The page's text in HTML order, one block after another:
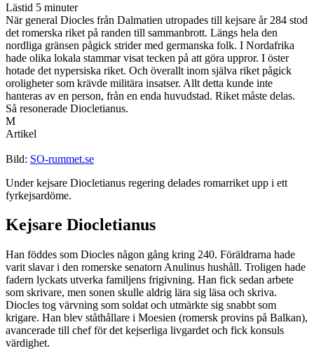
Lästid 5 minuter
När general Diocles från Dalmatien utropades till kejsare år 284 stod
det romerska riket på randen till sammanbrott. Längs hela den
nordliga gränsen pågick strider med germanska folk. I Nordafrika
hade olika lokala stammar visat tecken på att göra uppror. I öster
hotade det nypersiska riket. Och överallt inom själva riket pågick
oroligheter som krävde militära insatser. Allt detta kunde inte
hanteras av en person, från en enda huvudstad. Riket måste delas.
Så resonerade Diocletianus.
M
Artikel
Bild: SO-rummet.se
Under kejsare Diocletianus regering delades romarriket upp i ett
fyrkejsardöme.
Kejsare Diocletianus
Han föddes som Diocles någon gång kring 240. Föräldrarna hade
varit slavar i den romerske senatorn Anulinus hushåll. Troligen hade
fadern lyckats utverka familjens frigivning. Han fick sedan arbete
som skrivare, men sonen skulle aldrig lära sig läsa och skriva.
Diocles tog värvning som soldat och utmärkte sig snabbt som
krigare. Han blev ståthållare i Moesien (romersk provins på Balkan),
avancerade till chef för det kejserliga livgardet och fick konsuls
värdighet.